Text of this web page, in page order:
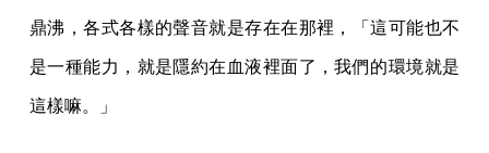
鼎沸，各式各樣的聲音就是存在在那裡，「這可能也不
是一種能力，就是隱約在血液裡面了，我們的環境就是
這樣嘛。」